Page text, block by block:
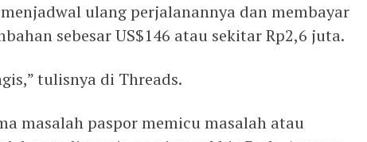
ulang perjalanannya dan membayar
sebesar US$146 atau sekitar Rp2,6 juta.
tulisnya di Threads.
masalah paspor memicu masalah atau